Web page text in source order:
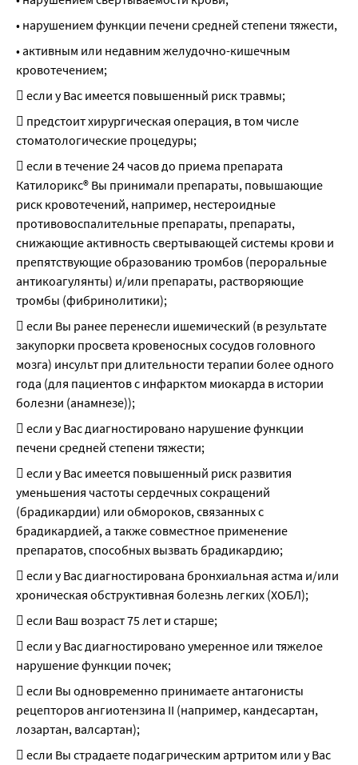
• нарушением функции печени средней степени тяжести,
• активным или недавним желудочно-кишечным
кровотечением;
 если у Вас имеется повышенный риск травмы;
 предстоит хирургическая операция, в том числе
стоматологические процедуры;
 если в течение 24 часов до приема препарата
Катилорикс® Вы принимали препараты, повышающие
риск кровотечений, например, нестероидные
противовоспалительные препараты, препараты,
снижающие активность свертывающей системы крови и
препятствующие образованию тромбов (пероральные
антикоагулянты) и/или препараты, растворяющие
тромбы (фибринолитики);
 если Вы ранее перенесли ишемический (в результате
закупорки просвета кровеносных сосудов головного
мозга) инсульт при длительности терапии более одного
года (для пациентов с инфарктом миокарда в истории
болезни (анамнезе));
 если у Вас диагностировано нарушение функции
печени средней степени тяжести;
 если у Вас имеется повышенный риск развития
уменьшения частоты сердечных сокращений
(брадикардии) или обмороков, связанных с
брадикардией, а также совместное применение
препаратов, способных вызвать брадикардию;
 если у Вас диагностирована бронхиальная астма и/или
хроническая обструктивная болезнь легких (ХОБЛ);
 если Ваш возраст 75 лет и старше;
 если у Вас диагностировано умеренное или тяжелое
нарушение функции почек;
 если Вы одновременно принимаете антагонисты
рецепторов ангиотензина II (например, кандесартан,
лозартан, валсартан);
 если Вы страдаете подагрическим артритом или у Вас